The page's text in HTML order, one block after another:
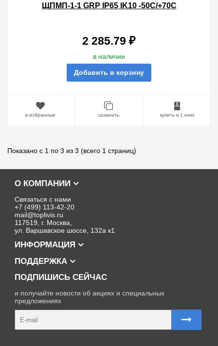
ЩПМП-1-1 GRP IP65 IK10 -50С/+70С
2 285.79 ₽
в наличии
Добавить в корзину
в избранные сравнить купить в 1 клик
Показано с 1 по 3 из 3 (всего 1 страниц)
О КОМПАНИИ
Связаться с нами
+7 (499) 113-42-20
mail@toplivis.ru
117519, г. Москва,
ул. Варшавское шоссе, 132а к1
ИНФОРМАЦИЯ
ПОДДЕРЖКА
ПОДПИШИСЬ СЕЙЧАС
и получайте новости об акциях и специальных
предложениях